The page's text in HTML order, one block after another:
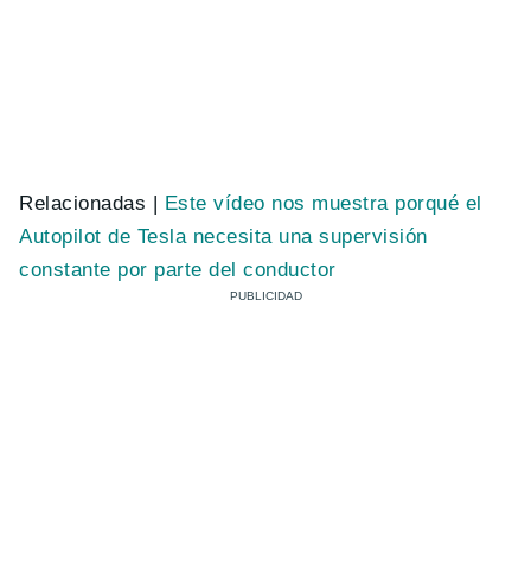
Relacionadas | Este vídeo nos muestra porqué el
Autopilot de Tesla necesita una supervisión
constante por parte del conductor